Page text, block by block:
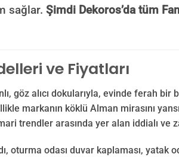
sağlar. Şimdi Dekoros’da tüm
ve Fiyatları
göz alıcı dokularıyla, evinde ferah
markanın köklü Alman mirasını
trendler arasında yer alan iddialı ve
oturma odası duvar kaplaması, yatak